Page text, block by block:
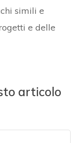
simili e
e delle
articolo